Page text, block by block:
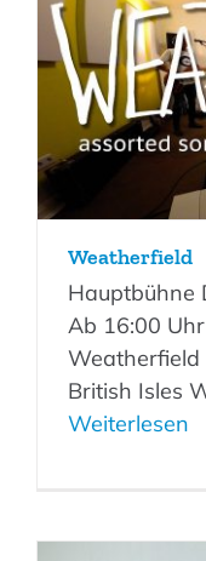
Weatherfield
Hauptbühne
Ab 16:00
Weatherfield
British Isles
Weiterlesen